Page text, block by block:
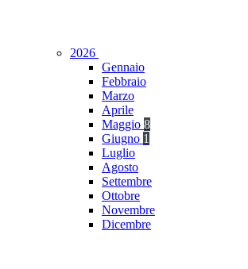
2026
Gennaio
Febbraio
Marzo
Aprile
Maggio 8
Giugno 1
Luglio
Agosto
Settembre
Ottobre
Novembre
Dicembre